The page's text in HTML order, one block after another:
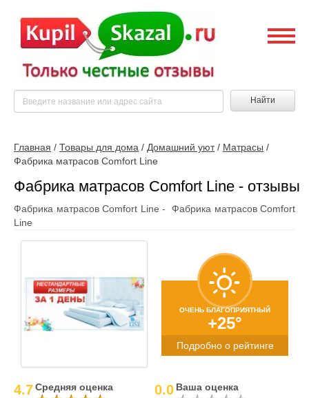
Найти
Главная / Товары для дома / Домашний уют/ Матрасы /
Фабрика матрасов Comfort Line
Фабрика матрасов Comfort Line - отзывы
Фабрика матрасов Comfort Line - Фабрика матрасов Comfort
Line
ОЧЕНЬ БЛАГОПРИЯТНЫЙ
+25°
Подробно о рейтинге
4.7Средняя оценка 0.0 Ваша оценка